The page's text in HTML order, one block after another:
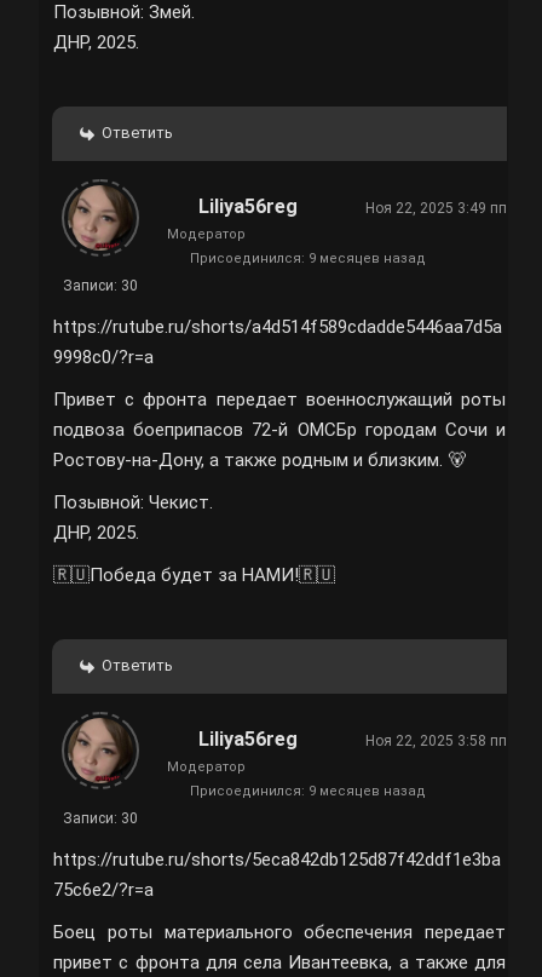
Позывной: Змей.
ДНР, 2025.
Ответить
Записи: 30
Liliya56reg Ноя 22, 2025 3:49 пп
Модератор
Присоединился: 9 месяцев назад
https://rutube.ru/shorts/a4d514f589cdadde5446aa7d5a
9998c0/?r=a
Привет с фронта передает военнослужащий роты
подвоза боеприпасов 72-й ОМСБр городам Сочи и
Ростову-на-Дону, а также родным и близким. 🐻
Позывной: Чекист.
ДНР, 2025.
🇷🇺Победа будет за НАМИ!🇷🇺
Ответить
Записи: 30
Liliya56reg Ноя 22, 2025 3:58 пп
Модератор
Присоединился: 9 месяцев назад
https://rutube.ru/shorts/5eca842db125d87f42ddf1e3ba
75c6e2/?r=a
Боец роты материального обеспечения передает
привет с фронта для села Ивантеевка, а также для